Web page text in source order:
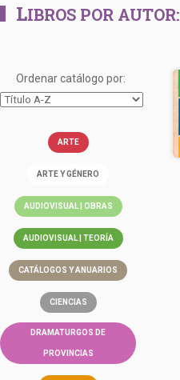
LIBROS POR AUTOR:
Ordenar catálogo por:
ARTE
ARTE Y GÉNERO
AUDIOVISUAL | OBRAS
AUDIOVISUAL | TEORÍA
CATÁLOGOS Y ANUARIOS
CIENCIAS
DRAMATURGOS DE
PROVINCIAS